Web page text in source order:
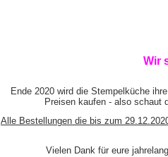
Wir
Ende 2020 wird die Stempelküche
Preisen kaufen - also schaut
Alle Bestellungen die bis zum
Vielen Dank für eure